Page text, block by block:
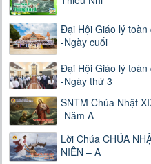
Đại Hội Giáo lý toàn
-Ngày cuối
Đại Hội Giáo lý toàn
-Ngày thứ 3
SNTM Chúa Nhật
-Năm A
Lời Chúa CHÚA
NIÊN – A